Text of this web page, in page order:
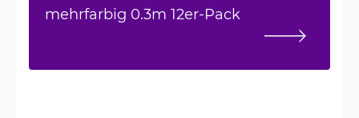
mehrfarbig 0.3m 12er-Pack